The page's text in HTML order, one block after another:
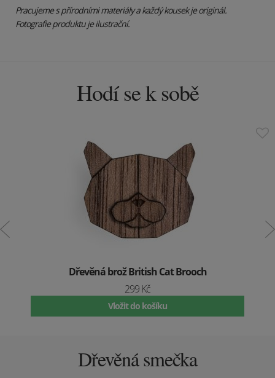
Pracujeme s přírodními materiály a každý kousek je originál.
Fotografie produktu je ilustrační.
Hodí se k sobě
Dřevěná brož British Cat Brooch
299 Kč
Vložit do košíku
Dřevěná smečka